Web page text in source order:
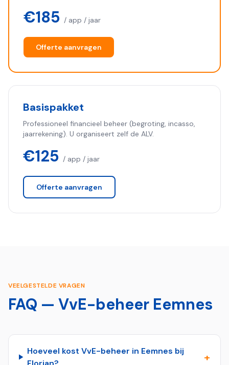
€185 / app / jaar
Offerte aanvragen
Basispakket
Professioneel financieel beheer (begroting, incasso,
jaarrekening). U organiseert zelf de ALV.
€125 / app / jaar
Offerte aanvragen
VEELGESTELDE VRAGEN
FAQ — VvE-beheer Eemnes
Hoeveel kost VvE-beheer in Eemnes bij
+